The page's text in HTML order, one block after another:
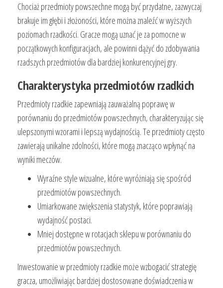
Chociaż przedmioty powszechne mogą być przydatne, zazwyczaj
brakuje im głębi i złożoności, które można znaleźć w wyższych
poziomach rzadkości. Gracze mogą uznać je za pomocne w
początkowych konfiguracjach, ale powinni dążyć do zdobywania
rzadszych przedmiotów dla bardziej konkurencyjnej gry.
Charakterystyka przedmiotów rzadkich
Przedmioty rzadkie zapewniają zauważalną poprawę w
porównaniu do przedmiotów powszechnych, charakteryzując się
ulepszonymi wzorami i lepszą wydajnością. Te przedmioty często
zawierają unikalne zdolności, które mogą znacząco wpłynąć na
wyniki meczów.
Wyraźne style wizualne, które wyróżniają się spośród
przedmiotów powszechnych.
Umiarkowane zwiększenia statystyk, które poprawiają
wydajność postaci.
Mniej dostępne w rotacjach sklepu w porównaniu do
przedmiotów powszechnych.
Inwestowanie w przedmioty rzadkie może wzbogacić strategię
gracza, umożliwiając bardziej dostosowane doświadczenia w